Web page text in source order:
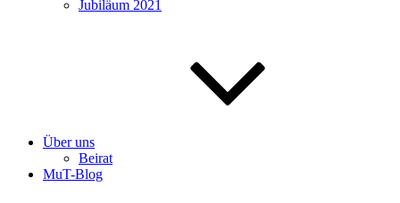
Jubiläum 2021
Über uns
Beirat
MuT-Blog